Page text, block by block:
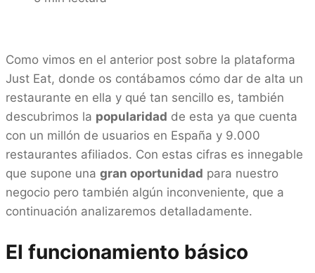
Como vimos en el anterior post sobre la plataforma
Just Eat, donde os contábamos cómo dar de alta un
restaurante en ella y qué tan sencillo es, también
descubrimos la popularidad de esta ya que cuenta
con un millón de usuarios en España y 9.000
restaurantes afiliados. Con estas cifras es innegable
que supone una gran oportunidad para nuestro
negocio pero también algún inconveniente, que a
continuación analizaremos detalladamente.
El funcionamiento básico